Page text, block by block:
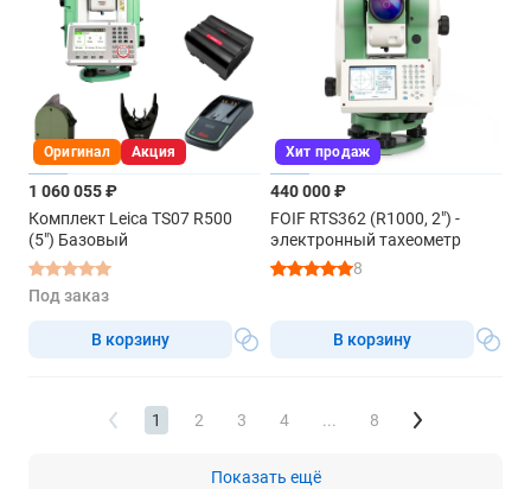
Оригинал Акция
1 060 055 ₽
Комплект Leica TS07 R500
(5") Базовый
Под заказ
В корзину
Хит продаж
440 000 ₽
FOIF RTS362 (R1000, 2") -
электронный тахеометр
8
В корзину
1 2 3 4 ... 8
Показать ещё